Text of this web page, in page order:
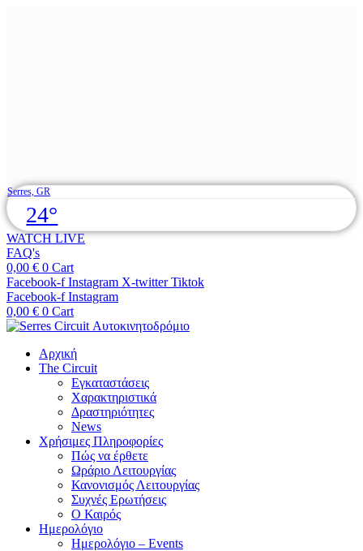
Skip
to
content
Serres, GR
24°
WATCH LIVE
FAQ's
0,00 € 0 Cart
Facebook-f Instagram X-twitter Tiktok
Facebook-f Instagram
0,00 € 0 Cart
Αρχική
The Circuit
Εγκαταστάσεις
Χαρακτηριστικά
Δραστηριότητες
News
Χρήσιμες Πληροφορίες
Πώς να έρθετε
Ωράριο Λειτουργίας
Κανονισμός Λειτουργίας
Συχνές Ερωτήσεις
Ο Καιρός
Ημερολόγιο
Ημερολόγιο – Events